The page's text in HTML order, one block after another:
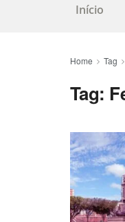
Início
Home Tag
Tag: